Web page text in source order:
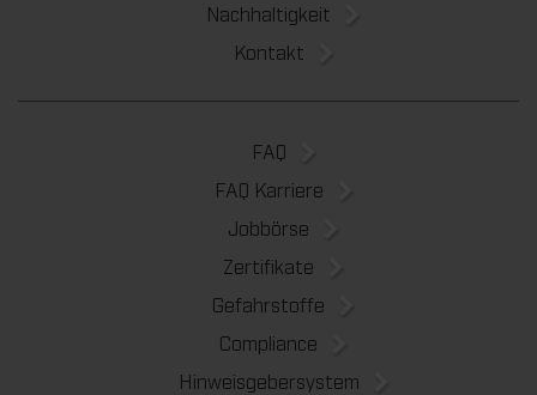
Nachhaltigkeit
Kontakt
FAQ
FAQ Karriere
Jobbörse
Zertifikate
Gefahrstoffe
Compliance
Hinweisgebersystem